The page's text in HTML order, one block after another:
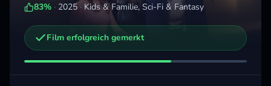
Weitere Trailer, die dich interessieren könnten
Die Odyssee
2026 · Action, Sci-Fi & Fantasy
Masters of the Universe
2026 · Action, Sci-Fi & Fantasy
2026
83% · 2025 · Kids & Familie, Sci-Fi & Fantasy
Film erfolgreich gemerkt